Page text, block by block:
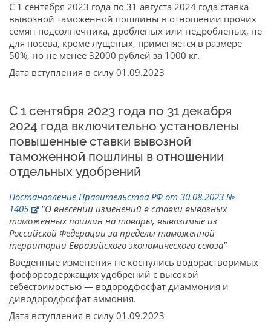
С 1 сентября 2023 года по 31 августа 2024 года ставка
вывозной таможенной пошлины в отношении прочих
семян подсолнечника, дробленых или недробленых, не
для посева, кроме лущеных, применяется в размере
50%, но не менее 32000 рублей за 1000 кг.
Дата вступления в силу 01.09.2023
С 1 сентября 2023 года по 31 декабря
2024 года включительно установлены
повышенные ставки вывозной
таможенной пошлины в отношении
отдельных удобрений
Постановление Правительства РФ от 30.08.2023 №
1405
"О внесении изменений в ставки вывозных
таможенных пошлин на товары, вывозимые из
Российской Федерации за пределы таможенной
территории Евразийского экономического союза"
Введенные изменения не коснулись водорастворимых
фосфорсодержащих удобрений с высокой
себестоимостью — водородфосфат диаммония и
диводородфосфат аммония.
Дата вступления в силу 01.09.2023